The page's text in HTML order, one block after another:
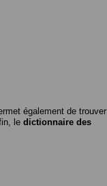
également de trouver
le dictionnaire des